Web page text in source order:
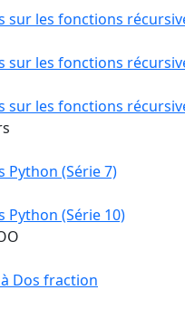
sur les fonctions
sur les fonctions
sur les fonctions
Python (Série 7)
Python (Série 10)
Dos fraction